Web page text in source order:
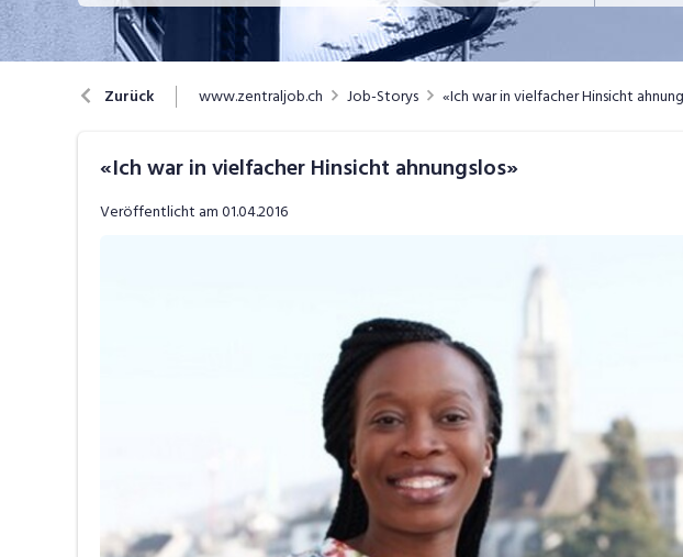
Berufsbilder Bewerbung
Job-Coach
Job-Tipps
Video
Zurück www.zentraljob.ch Job-Storys «Ich war in vielfacher Hinsicht
«Ich war in vielfacher Hinsicht ahnungslos»
Veröffentlicht am01.04.2016